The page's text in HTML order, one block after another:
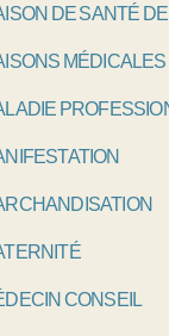
DE SANTÉ
CONSEIL